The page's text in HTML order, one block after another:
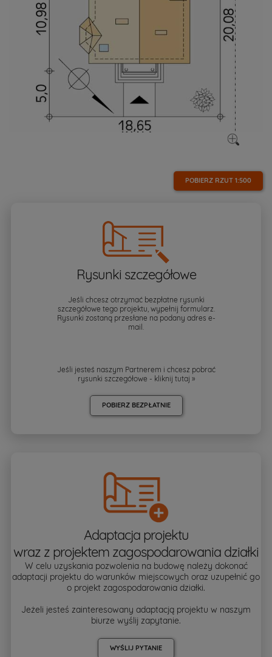
POBIERZ RZUT 1:500
Rysunki szczegółowe
Jeśli chcesz otrzymać bezpłatne rysunki
szczegółowe tego projektu, wypełnij formularz.
Rysunki zostaną przesłane na podany adres e-
mail.
Jeśli jesteś naszym Partnerem i chcesz pobrać
rysunki szczegółowe - kliknij tutaj »
POBIERZ BEZPŁATNIE
Adaptacja projektu
wraz z projektem zagospodarowania działki
W celu uzyskania pozwolenia na budowę należy dokonać
adaptacji projektu do warunków miejscowych oraz uzupełnić go
o projekt zagospodarowania działki.
Jeżeli jesteś zainteresowany adaptacją projektu w naszym
biurze wyślij zapytanie.
WYŚLIJ PYTANIE